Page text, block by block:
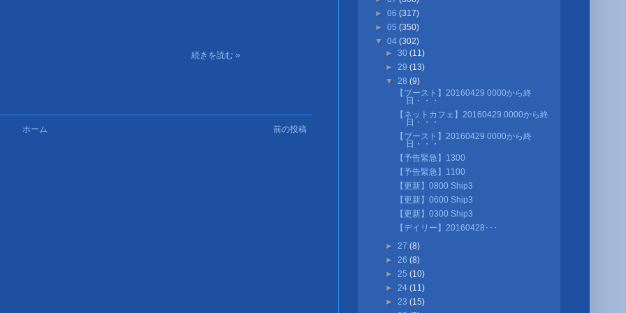
続きを読む »
前の投稿
ホーム
►06(317)
►05(350)
▼04(302)
► 30 (11)
► 29 (13)
▼ 28 (9)
【ブースト】20160429 0000から終
日・・・
【ネットカフェ】20160429 0000から終
日・・・
【ブースト】20160429 0000から終
日・・・
【予告緊急】1300
【予告緊急】1100
【更新】0800 Ship3
【更新】0600 Ship3
【更新】0300 Ship3
【デイリー】20160428･･･
► 27 (8)
► 26 (8)
► 25 (10)
► 24 (11)
► 23 (15)